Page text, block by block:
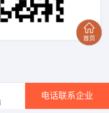
电话联系企业